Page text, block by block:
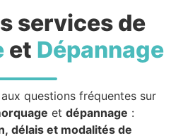
services de
et Dépannage
questions fréquentes sur
et dépannage :
délais et modalités de